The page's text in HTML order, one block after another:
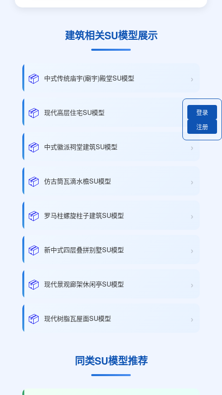
建筑相关SU模型展示
📦 中式传统庙宇(廟宇)殿堂SU模型 ›
📦 现代高层住宅SU模型
📦 中式徽派祠堂建筑SU模型 ›
📦 仿古筒瓦滴水檐SU模型 ›
📦 罗马柱螺旋柱子建筑SU模型 ›
📦 新中式四层叠拼别墅SU模型 ›
📦 现代景观廊架休闲亭SU模型 ›
📦 现代树脂瓦屋面SU模型 ›
同类SU模型推荐
登录
注册